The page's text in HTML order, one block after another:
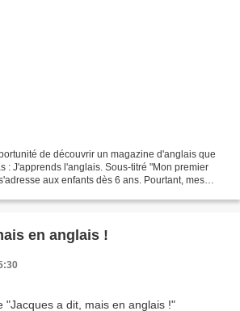
de découvrir un magazine d'anglais que
: J'apprends l'anglais. Sous-titré "Mon premier
aux enfants dès 6 ans. Pourtant, mes
en anglais !